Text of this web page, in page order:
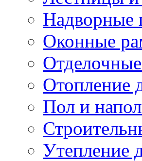
Надворные
Оконные
Отопление
Пол и
Утепление